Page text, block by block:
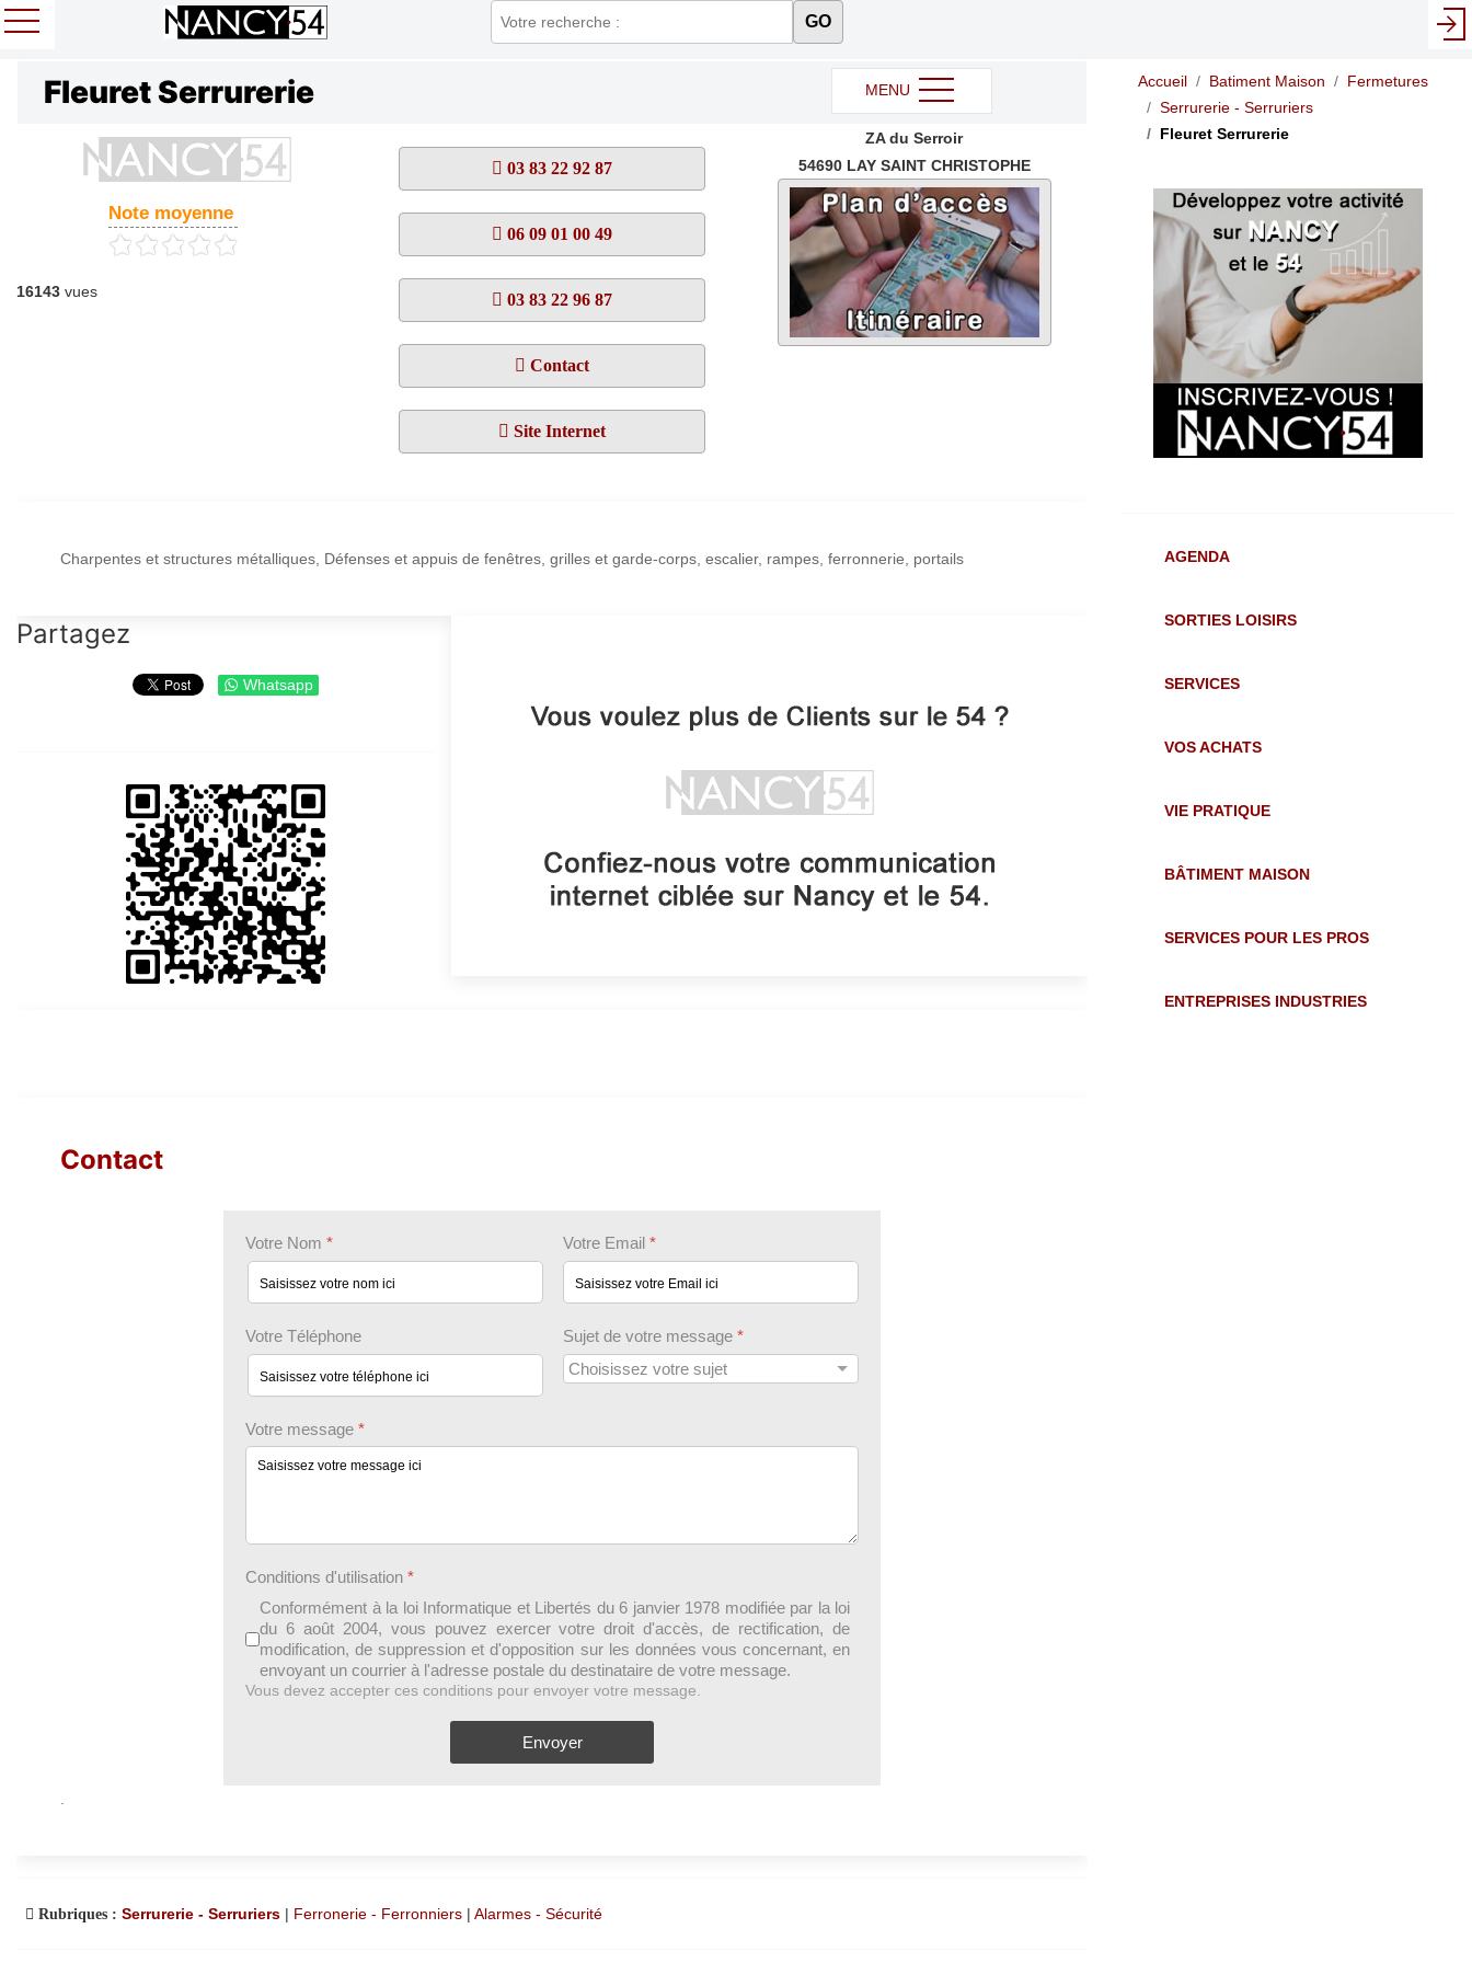
GO ...
Fleuret Serrurerie MENU
Note moyenne
16143 vues
03 83 22 92 87
06 09 01 00 49
03 83 22 96 87
Contact
Site Internet
ZA du Serroir
54690 LAY SAINT CHRISTOPHE
Charpentes et structures métalliques, Défenses et appuis de fenêtres, grilles et garde-corps, escalier, rampes, ferronnerie, portails
Partagez
Whatsapp
Contact
Votre Nom * Votre Email *
Votre Téléphone Sujet de votre message *
Votre message *
Conditions d'utilisation *
Conformément à la loi Informatique et Libertés du 6 janvier 1978 modifiée par la loi
du 6 août 2004, vous pouvez exercer votre droit d'accès, de rectification, de
modification, de suppression et d'opposition sur les données vous concernant, en
envoyant un courrier à l'adresse postale du destinataire de votre message.
Vous devez accepter ces conditions pour envoyer votre message.
Envoyer
Rubriques : Serrurerie - Serruriers | Ferronerie - Ferronniers | Alarmes - Sécurité
Accueil Batiment Maison
Fermetures
Serrurerie - Serruriers
Fleuret Serrurerie
AGENDA
SORTIES LOISIRS
SERVICES
VOS ACHATS
VIE PRATIQUE
BÂTIMENT MAISON
SERVICES POUR LES PROS
ENTREPRISES INDUSTRIES